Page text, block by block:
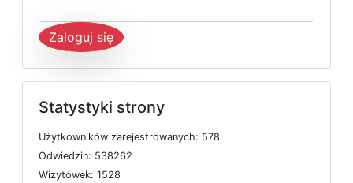
Zaloguj się
Statystyki strony
Użytkowników zarejestrowanych: 578
Odwiedzin: 538262
Wizytówek: 1528